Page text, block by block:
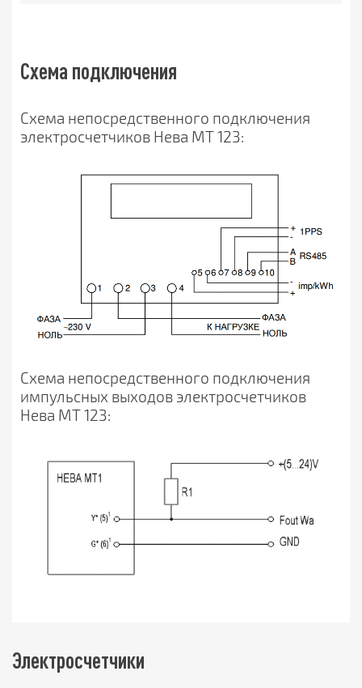
Электросчетчики
Схема подключения
Схема непосредственного подключения
электросчетчиков Нева MT 123:
Схема непосредственного подключения
импульсных выходов электросчетчиков
Нева MT 123: